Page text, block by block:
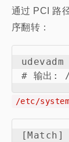
通过 PCI 路
序翻转：
/etc/
[Match]